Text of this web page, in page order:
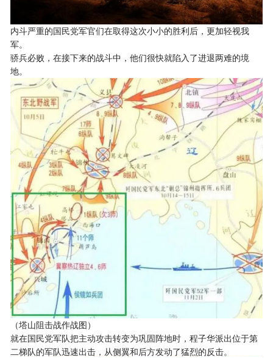
内斗严重的国民党军官们在取得这次小小的胜利后，更加轻视我
军。
骄兵必败，在接下来的战斗中，他们很快就陷入了进退两难的境
地。
（塔山阻击战作战图）
就在国民党军队把主动攻击转变为巩固阵地时，程子华派出位于第
二梯队的军队迅速出击，从侧翼和后方发动了猛烈的反击。